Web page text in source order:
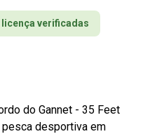
licença verificadas
do Gannet - 35 Feet
pesca desportiva em